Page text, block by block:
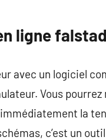
ligne falstad
avec un logiciel
Vous
la
c’est un